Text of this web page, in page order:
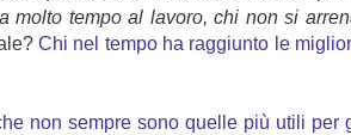
molto tempo al lavoro, chi non si
Chi nel tempo ha raggiunto le
non sempre sono quelle più utili